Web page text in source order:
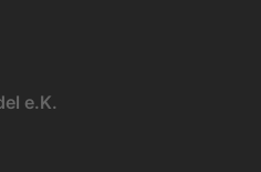
e.K.